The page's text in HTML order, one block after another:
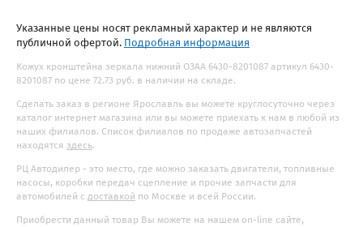
Указанные цены носят рекламный характер и не являются
публичной офертой. Подробная информация
Кожух кронштейна зеркала нижний ОЗАА 6430-8201087 артикул 6430-
8201087 по цене 72.73 руб. в наличии на складе.
Сделать заказ в регионе Ярославль вы можете круглосуточно через
каталог интернет магазина или вы можете приехать к нам в любой из
наших филиалов. Список филиалов по продаже автозапчастей
находятся здесь.
РЦ Автодилер - это место, где можно заказать двигатели, топливные
насосы, коробки передач сцепление и прочие запчасти для
автомобилей с доставкой по Москве и всей России.
Приобрести данный товар Вы можете на нашем on-line сайте,